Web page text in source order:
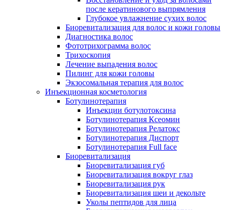
после кератинового выпрямления
Глубокое увлажнение сухих волос
Биоревитализация для волос и кожи головы
Диагностика волос
Фототрихограмма волос
Трихоскопия
Лечение выпадения волос
Пилинг для кожи головы
Экзосомальная терапия для волос
Инъекционная косметология
Ботулинотерапия
Инъекции ботулотоксина
Ботулинотерапия Ксеомин
Ботулинотерапия Релатокс
Ботулинотерапия Диспорт
Ботулинотерапия Full face
Биоревитализация
Биоревитализация губ
Биоревитализация вокруг глаз
Биоревитализация рук
Биоревитализация шеи и декольте
Уколы пептидов для лица